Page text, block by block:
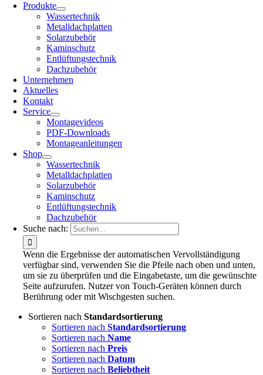
Produkte
Wassertechnik
Metalldachplatten
Solarzubehör
Kaminschutz
Entlüftungstechnik
Dachzubehör
Unternehmen
Aktuelles
Kontakt
Service
Montagevideos
PDF-Downloads
Montageanleitungen
Shop
Wassertechnik
Metalldachplatten
Solarzubehör
Kaminschutz
Entlüftungstechnik
Dachzubehör
Suche nach:
Wenn die Ergebnisse der automatischen Vervollständigung
verfügbar sind, verwenden Sie die Pfeile nach oben und unten,
um sie zu überprüfen und die Eingabetaste, um die gewünschte
Seite aufzurufen. Nutzer von Touch-Geräten können durch
Berührung oder mit Wischgesten suchen.
Sortieren nach Standardsortierung
Sortieren nach Standardsortierung
Sortieren nach Name
Sortieren nach Preis
Sortieren nach Datum
Sortieren nach Beliebtheit